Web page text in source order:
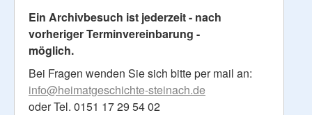
Ein Archivbesuch ist jederzeit - nach
vorheriger Terminvereinbarung -
möglich.
Bei Fragen wenden Sie sich bitte per mail an:
info@heimatgeschichte-steinach.de
oder Tel. 0151 17 29 54 02